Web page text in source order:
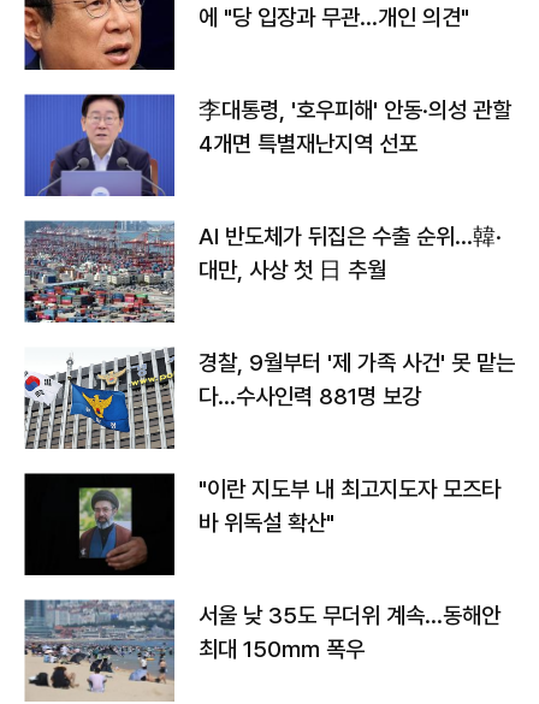
에 "당 입장과 무관…개인 의견"
李대통령, '호우피해' 안동·의성 관할
4개면 특별재난지역 선포
AI 반도체가 뒤집은 수출 순위…韓·
대만, 사상 첫 日 추월
경찰, 9월부터 '제 가족 사건' 못 맡는
다…수사인력 881명 보강
"이란 지도부 내 최고지도자 모즈타
바 위독설 확산"
서울 낮 35도 무더위 계속…동해안
최대 150㎜ 폭우